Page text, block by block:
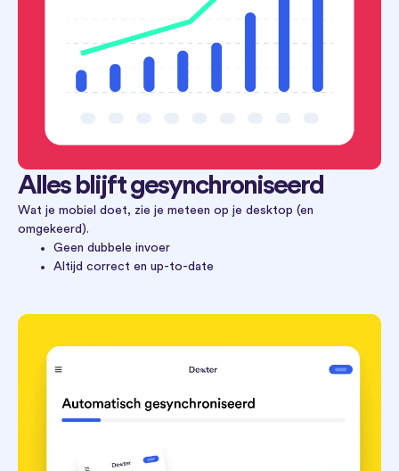
Alles blijft gesynchroniseerd
Wat je mobiel doet, zie je meteen op je desktop (en
omgekeerd).
Geen dubbele invoer
Altijd correct en up-to-date